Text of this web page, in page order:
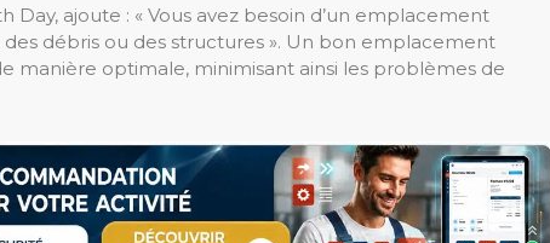
Day, ajoute : « Vous avez besoin d’un emplacement
débris ou des structures ». Un bon emplacement
optimale, minimisant ainsi les problèmes de